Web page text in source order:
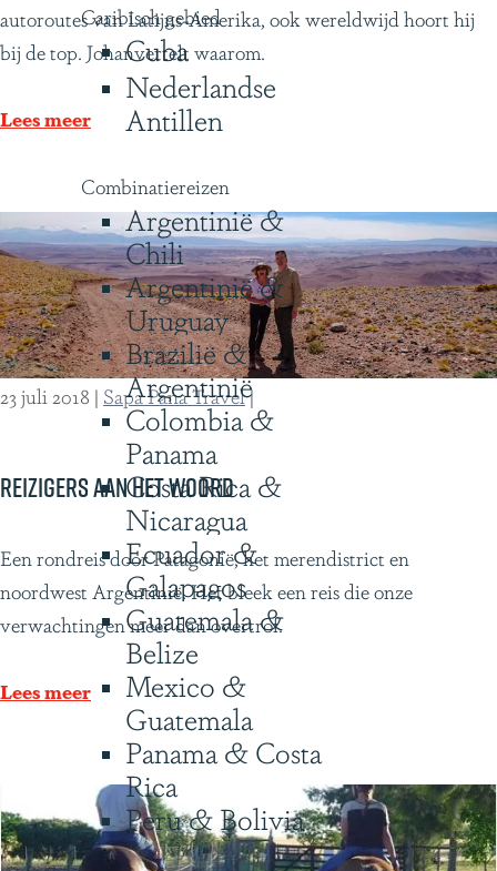
Caribisch gebied
Cuba
Nederlandse
Antillen
Combinatiereizen
Argentinië &
Chili
Argentinië &
Uruguay
Brazilië &
Argentinië
Colombia &
Panama
Costa Rica &
Nicaragua
Ecuador &
Galapagos
Guatemala &
Belize
Mexico &
Guatemala
Panama & Costa
Rica
Peru & Bolivia
k
e
l
i
j
f
r
e
e
A
u
s
t
r
a
autoroutes van Latijns-Amerika, ook wereldwijd hoort hij
bij de top. Johanvertelt waarom.
Lees meer
Reizigers aan het woord
23 juli 2018 | Sapa Pana Travel|
R
e
i
i
s
a
Een rondreis door Patagonië, het merendistrict en
noordwest Argentinië. Het bleek een reis die onze
verwachtingen meer dan overtrof.
Lees meer